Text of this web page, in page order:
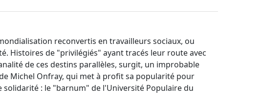
reconvertis en travailleurs sociaux, ou
Histoires de "privilégiés" ayant tracés leur route avec
de ces destins parallèles, surgit, un improbable
Michel Onfray, qui met à profit sa popularité pour
solidarité : le "barnum" de l'Université Populaire du